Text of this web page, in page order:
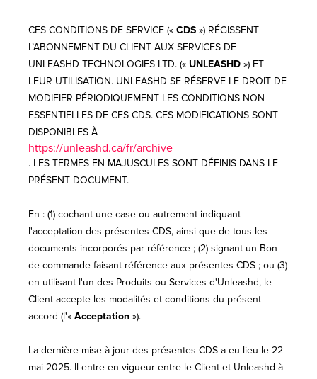
CES CONDITIONS DE SERVICE (« CDS ») RÉGISSENT
L’ABONNEMENT DU CLIENT AUX SERVICES DE
UNLEASHD TECHNOLOGIES LTD. (« UNLEASHD ») ET
LEUR UTILISATION. UNLEASHD SE RÉSERVE LE DROIT DE
MODIFIER PÉRIODIQUEMENT LES CONDITIONS NON
ESSENTIELLES DE CES CDS. CES MODIFICATIONS SONT
DISPONIBLES À
https://unleashd.ca/fr/archive
. LES TERMES EN MAJUSCULES SONT DÉFINIS DANS LE
PRÉSENT DOCUMENT.
En : (1) cochant une case ou autrement indiquant
l'acceptation des présentes CDS, ainsi que de tous les
documents incorporés par référence ; (2) signant un Bon
de commande faisant référence aux présentes CDS ; ou (3)
en utilisant l'un des Produits ou Services d'Unleashd, le
Client accepte les modalités et conditions du présent
accord (l'« Acceptation »).
La dernière mise à jour des présentes CDS a eu lieu le 22
mai 2025. Il entre en vigueur entre le Client et Unleashd à